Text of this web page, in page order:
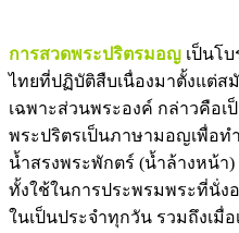
การสวดพระปริตรมอญเป็นโ
ไทยที่ปฏิบัติสืบเนื่องมาตั้งแต่ส
เฉพาะส่วนพระองค์ กล่าวคือ
พระปริตรเป็นภาษามอญเพื่อท
น้ำสรงพระพักตร์ (น้ำล้างหน้า
ทั้งใช้ในการประพรมพระที่นั่